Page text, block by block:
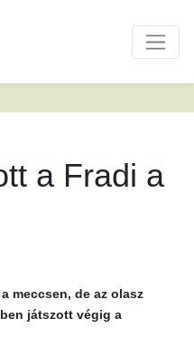
a Fradi a
meccsen, de az olasz
játszott végig a